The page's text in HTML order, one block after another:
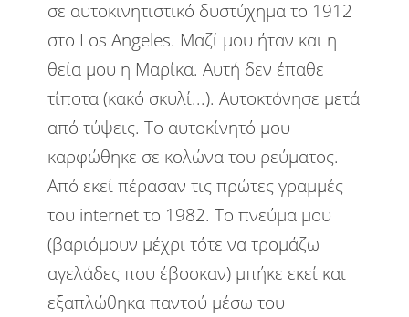
σε αυτοκινητιστικό δυστύχημα το 1912
στο Los Angeles. Μαζί μου ήταν και η
θεία μου η Μαρίκα. Αυτή δεν έπαθε
τίποτα (κακό σκυλί...). Αυτοκτόνησε μετά
από τύψεις. Το αυτοκίνητό μου
καρφώθηκε σε κολώνα του ρεύματος.
Από εκεί πέρασαν τις πρώτες γραμμές
του internet το 1982. Το πνεύμα μου
(βαριόμουν μέχρι τότε να τρομάζω
αγελάδες που έβοσκαν) μπήκε εκεί και
εξαπλώθηκα παντού μέσω του